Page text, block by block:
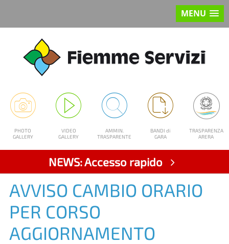
MENU
PHOTO
GALLERY
VIDEO
GALLERY
AMMIN.
TRASPARENTE
BANDI di
GARA
TRASPARENZA
ARERA
NEWS: Accesso rapido
AVVISO CAMBIO ORARIO
PER CORSO
AGGIORNAMENTO